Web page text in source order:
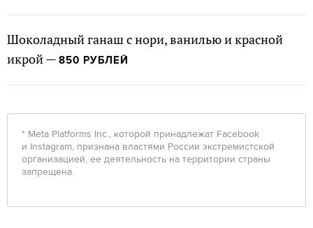
Шоколадный ганаш с нори, ванилью и красной
икрой — 850 РУБЛЕЙ
* Meta Platforms Inc., которой принадлежат Facebook
и Instagram, признана властями России экстремистской
организацией, ее деятельность на территории страны
запрещена.